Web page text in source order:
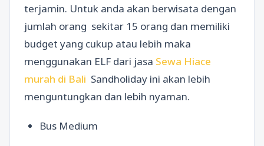
terjamin. Untuk anda akan berwisata dengan
jumlah orang sekitar 15 orang dan memiliki
budget yang cukup atau lebih maka
menggunakan ELF dari jasa Sewa Hiace
murah di Bali Sandholiday ini akan lebih
menguntungkan dan lebih nyaman.
Bus Medium